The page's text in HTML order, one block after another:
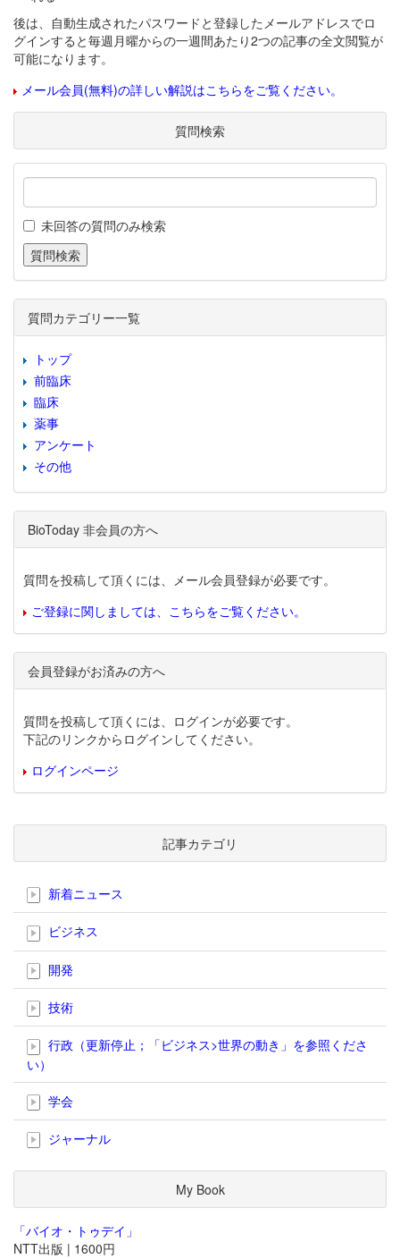
後は、自動生成されたパスワードと登録したメールアドレスでロ
グインすると毎週月曜からの一週間あたり2つの記事の全文閲覧が
可能になります。
メール会員(無料)の詳しい解説はこちらをご覧ください。
質問検索
未回答の質問のみ検索
質問カテゴリー一覧
トップ
前臨床
臨床
薬事
アンケート
その他
BioToday 非会員の方へ
質問を投稿して頂くには、メール会員登録が必要です。
ご登録に関しましては、こちらをご覧ください。
会員登録がお済みの方へ
質問を投稿して頂くには、ログインが必要です。
下記のリンクからログインしてください。
ログインページ
記事カテゴリ
新着ニュース
ビジネス
開発
技術
行政（更新停止；「ビジネス>世界の動き」を参照くださ
い）
学会
ジャーナル
My Book
「バイオ・トゥデイ」
NTT出版 | 1600円